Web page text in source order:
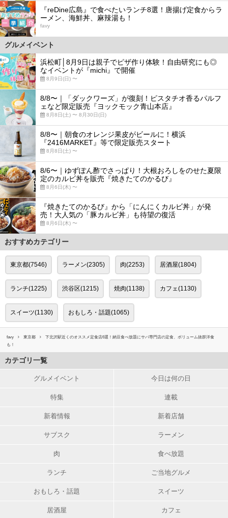
5
『reDine広島』で食べたいランチ8選！唐揚げ定食からラ
ーメン、海鮮丼、麻辣湯も！
favy
グルメイベント
浜松町│8月9日は親子でピザ作り体験！自由研究にも◎
なイベントが『michi』で開催
8月9日(日) 〜
8/8〜｜「ダックワーズ」が復刻！ピスタチオ香るパルフ
ェなど限定販売『ヨックモック青山本店』
8月8日(土) 〜 8月30日(日)
8/8〜｜朝食のオレンジ果皮がビールに！横浜
『2416MARKET』等で限定販売スタート
8月8日(土) 〜
8/6〜｜ゆずぽん酢でさっぱり！大根おろしをのせた夏限
定のカルビ丼を販売『焼きたてのかるび』
8月6日(木) 〜
『焼きたてのかるび』から「にんにくカルビ丼」が発
売！大人気の「豚カルビ丼」も待望の復活
8月6日(木) 〜
おすすめカテゴリー
東京都(7546) ラーメン(2305) 肉(2253) 居酒屋(1804)
ランチ(1225) 渋谷区(1215) 焼肉(1138) カフェ(1130)
スイーツ(1130) おもしろ・話題(1065)
favy 東京都
下北沢駅近くのオススメ定食店6選！納豆食べ放題にサバ専門店の定食、ボリューム抜群洋食
も！
カテゴリ一覧
グルメイベント 今日は何の日
特集 連載
新着情報 新着店舗
サブスク ラーメン
肉 食べ放題
ランチ ご当地グルメ
おもしろ・話題 スイーツ
居酒屋 カフェ